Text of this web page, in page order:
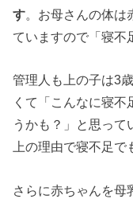
す。お母さんの体は
ていますので「寝不
管理人も上の子は3
くて「こんなに寝不
うかも？」と思って
上の理由で寝不足で
さらに赤ちゃんを母